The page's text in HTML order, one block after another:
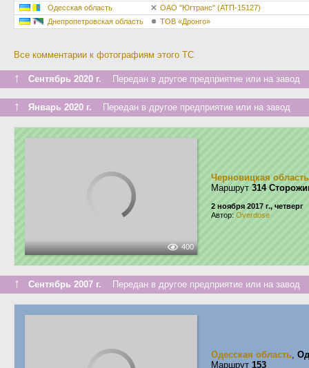
Одесская область
ОАО "Югтранс" (АТП-15127)
Днепропетровская область
ТОВ «Дронго»
Все комментарии к фотографиям этого ТС
↑ Сентябрь 2020 г. Передан в другое предприятие или на завод
↑ Январь 2020 г. Передан в другое предприятие или на завод
400
Черновицкая область
Маршрут 314
2 ноября 2017 г., четверг
Автор: Overdose
↑ Сентябрь 2007 г. Передан в другое предприятие или на завод
Одесская область,
Маршрут 153